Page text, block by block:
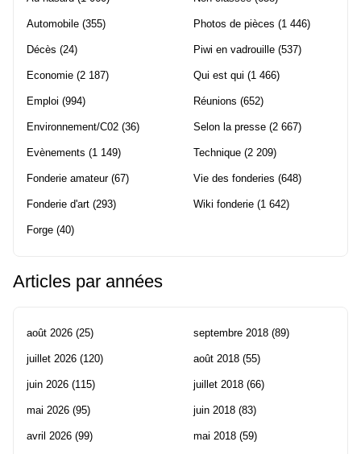
Automobile (355)
Décès (24)
Economie (2 187)
Emploi (994)
Environnement/C02 (36)
Evènements (1 149)
Fonderie amateur(67)
Fonderie d'art (293)
Forge (40)
Photos de pièces (1 446)
Piwi en vadrouille (537)
Qui est qui (1 466)
Réunions (652)
Selon la presse (2 667)
Technique (2 209)
Vie des fonderies (648)
Wiki fonderie (1 642)
Articles par années
août 2026 (25)
juillet 2026 (120)
juin 2026 (115)
mai 2026 (95)
avril 2026 (99)
septembre 2018 (89)
août 2018 (55)
juillet 2018 (66)
juin 2018 (83)
mai 2018 (59)